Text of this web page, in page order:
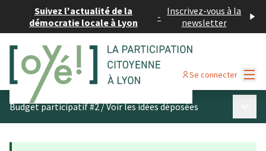
Suivez l'actualité de la
démocratie locale à Lyon
- Inscrivez-vous à la
newsletter
Se connecter
Budget participatif #2/Voir les idées déposées